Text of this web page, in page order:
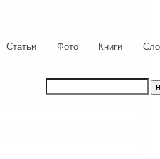
Статьи Фото Книги